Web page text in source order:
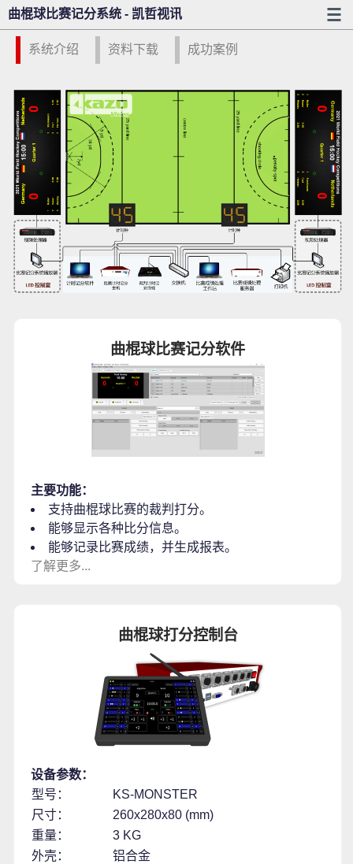
曲棍球比赛记分系统 - 凯哲视讯
系统介绍 资料下载 成功案例
曲棍球比赛记分软件
主要功能：
支持曲棍球比赛的裁判打分。
能够显示各种比分信息。
能够记录比赛成绩，并生成报表。
了解更多...
曲棍球打分控制台
设备参数：
型号：
KS-MONSTER
尺寸：
260x280x80 (mm)
重量：
3 KG
外壳：
铝合金